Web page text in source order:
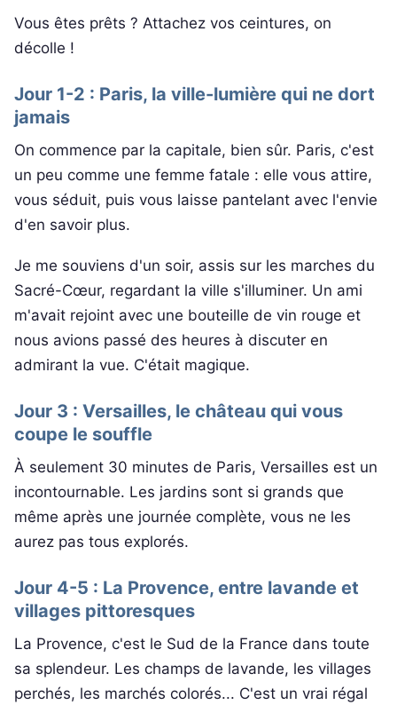
Vous êtes prêts ? Attachez vos ceintures, on
décolle !
Jour 1-2 : Paris, la ville-lumière qui ne dort
jamais
On commence par la capitale, bien sûr. Paris, c'est
un peu comme une femme fatale : elle vous attire,
vous séduit, puis vous laisse pantelant avec l'envie
d'en savoir plus.
Je me souviens d'un soir, assis sur les marches du
Sacré-Cœur, regardant la ville s'illuminer. Un ami
m'avait rejoint avec une bouteille de vin rouge et
nous avions passé des heures à discuter en
admirant la vue. C'était magique.
Jour 3 : Versailles, le château qui vous
coupe le souffle
À seulement 30 minutes de Paris, Versailles est un
incontournable. Les jardins sont si grands que
même après une journée complète, vous ne les
aurez pas tous explorés.
Jour 4-5 : La Provence, entre lavande et
villages pittoresques
La Provence, c'est le Sud de la France dans toute
sa splendeur. Les champs de lavande, les villages
perchés, les marchés colorés... C'est un vrai régal